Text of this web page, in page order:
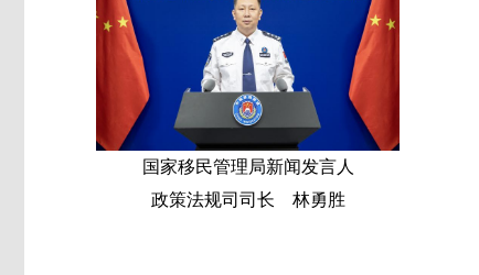
国家移民管理局新闻发言人
政策法规司司长 林勇胜